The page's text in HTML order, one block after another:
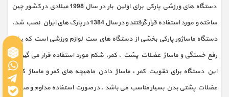
دستگاه های ورزشی پارکی برای اولین بار در سال 1998 میلادی در کشور چین
ساخته و مورد استفاده قرار گرفتند و در سال 1384 در پارک های ایران نصب شد.
دستگاه ماساژور پارکی بخشی از دستگاه های ست لوازم ورزشی است که برای
رفع خستگی و ماساژ عضلات پشت ، کمر، شکم مورد استفاده قرار می گیرد .
این دستگاه برای تقویت کمر ، ماساژ دادن ماهیچه های کمر و ماساژ کامل
عضلات پشتی بدن بسیار مناسب می باشد . در صورت استفاده مداوم و صحیح